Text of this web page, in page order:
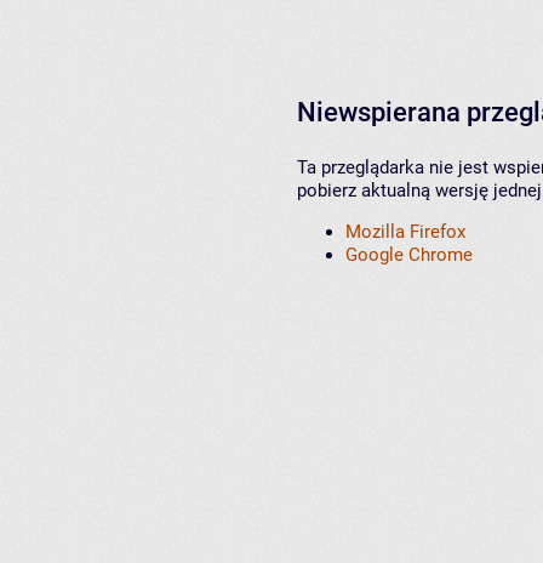
Niewspierana
Ta przeglądarka nie jest
pobierz aktualną wersję
Mozilla Firefox
Google Chrome